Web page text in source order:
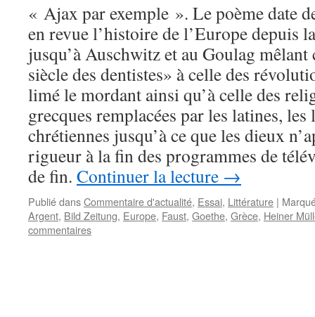
« Ajax par exemple ». Le poème date
en revue l’histoire de l’Europe depuis
jusqu’à Auschwitz et au Goulag
siècle des dentistes» à celle des
limé le mordant ainsi qu’à celle des
grecques remplacées par les latines,
chrétiennes jusqu’à ce que les dieux
rigueur à la fin des programmes de
de fin. Continuer la lecture →
Publié dansCommentaire d'actualité, Essai, Littérature |
Argent, Bild Zeitung, Europe, Faust, Goethe, Grèce, Heiner
commentaires